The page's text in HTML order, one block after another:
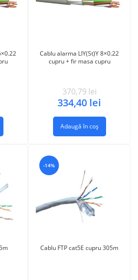
Cablu alarma LIY(St)Y 8×0.22
cupru + fir masa cupru
370,79 lei
334,40 lei
Adaugă în coș
-14%
Cablu FTP cat5E cupru 305m